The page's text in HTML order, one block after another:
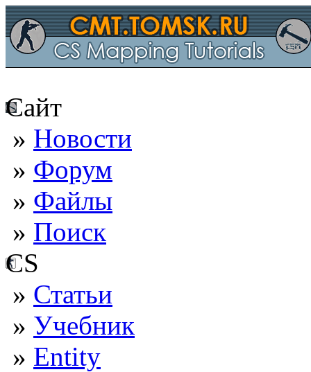
Сайт
» Новости
» Форум
» Файлы
» Поиск
CS
» Статьи
» Учебник
» Entity